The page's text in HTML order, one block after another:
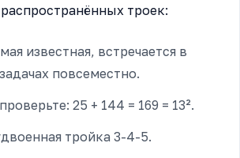
троек:
известная, встречается в
повсеместно.
25 + 144 = 169 = 13².
тройка 3-4-5.